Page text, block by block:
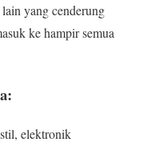
yang cenderung
ke hampir semua
elektronik